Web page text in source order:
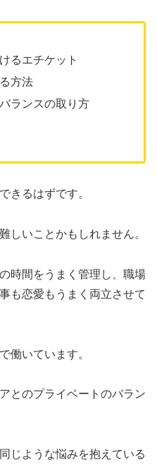
るエチケット
方法
ランスの取り方
きるはずです。
しいことかもしれません。
時間をうまく管理し、職場
も恋愛もうまく両立させて
働いています。
とのプライベートのバラン
じような悩みを抱えている